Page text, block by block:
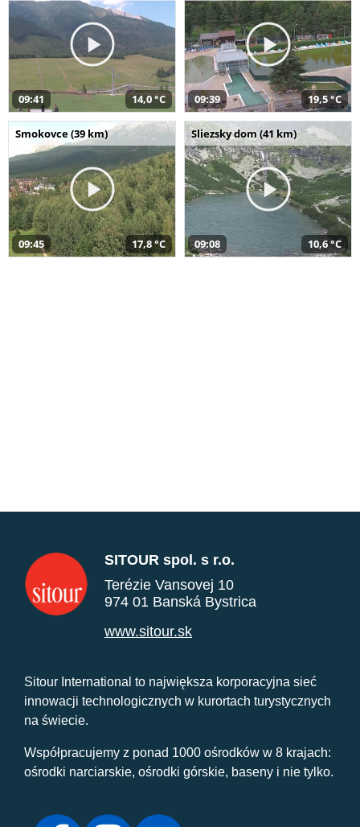
09:41 14,0 °C 09:39 19,5 °C
Smokovce (39 km)
09:45 17,8 °C
Sliezsky dom (41 km)
09:08 10,6 °C
SITOUR spol. s r.o.
Terézie Vansovej 10
974 01 Banská Bystrica
www.sitour.sk
Sitour International to największa korporacyjna sieć
innowacji technologicznych w kurortach turystycznych
na świecie.
Współpracujemy z ponad 1000 ośrodków w 8 krajach:
ośrodki narciarskie, ośrodki górskie, baseny i nie tylko.